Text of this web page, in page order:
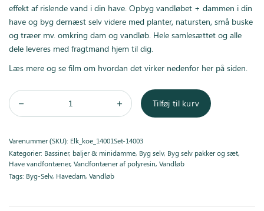
effekt af rislende vand i din have. Opbyg vandløbet + dammen i din
have og byg dernæst selv videre med planter, natursten, små buske
og træer mv. omkring dam og vandløb. Hele samlesættet og alle
dele leveres med fragtmand hjem til dig.
Læs mere og se film om hvordan det virker nedenfor her på siden.
Tilføj til kurv
Varenummer (SKU): Elk_koe_14001Set-14003
Kategorier: Bassiner, baljer & minidamme, Byg selv, Byg selv pakker og sæt,
Have vandfontæner, Vandfontæner af polyresin, Vandløb
Tags: Byg-Selv, Havedam, Vandløb